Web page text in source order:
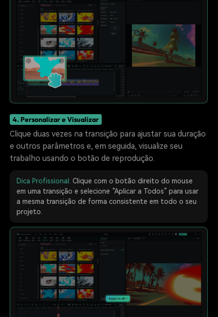
4. Personalizar e Visualizar
Clique duas vezes na transição para ajustar sua duração
e outros parâmetros e, em seguida, visualize seu
trabalho usando o botão de reprodução.
Dica Profissional: Clique com o botão direito do mouse
em uma transição e selecione “Aplicar a Todos” para usar
a mesma transição de forma consistente em todo o seu
projeto.